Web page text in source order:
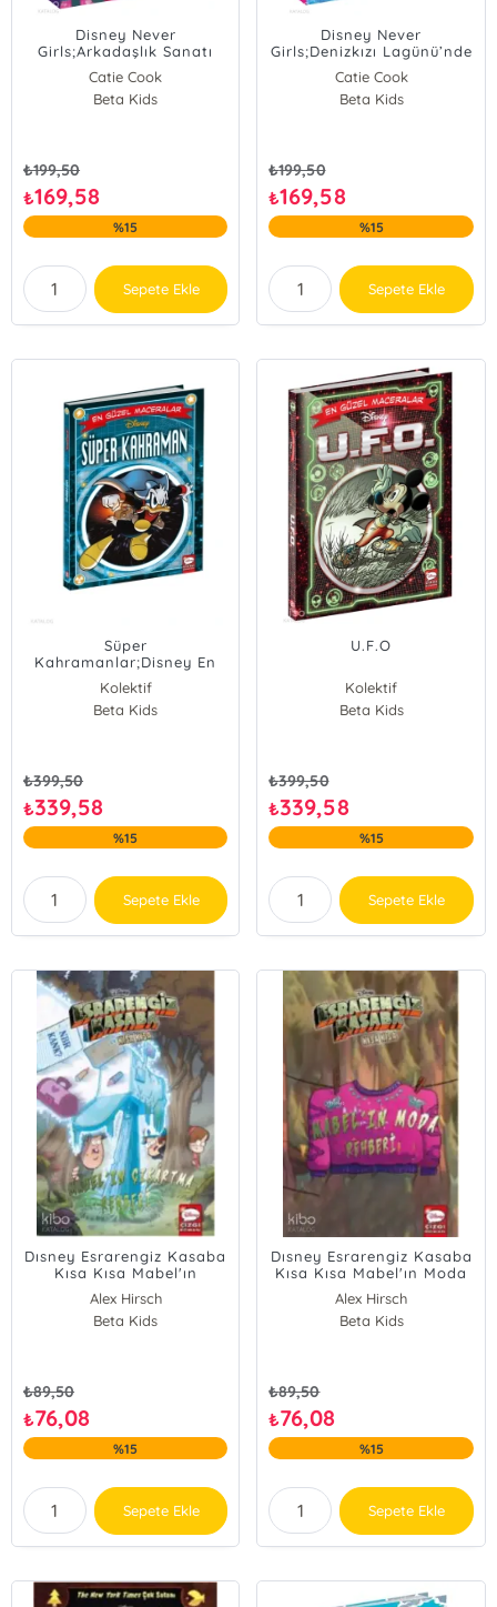
Disney Never
Girls;Arkadaşlık Sanatı
Catie Cook
Beta Kids
₺199,50
₺169,58
%15
Sepete Ekle
Disney Never
Girls;Denizkızı Lagünü’nde
Gizem
Catie Cook
Beta Kids
₺199,50
₺169,58
%15
Sepete Ekle
Süper
Kahramanlar;Disney En
Güzel Maceralar
Kolektif
Beta Kids
₺399,50
₺339,58
%15
Sepete Ekle
U.F.O
Kolektif
Beta Kids
₺399,50
₺339,58
%15
Sepete Ekle
Dısney Esrarengiz Kasaba
Kısa Kısa Mabel'ın
Çıkartma Rehberi
Alex Hirsch
Beta Kids
₺89,50
₺76,08
%15
Sepete Ekle
Dısney Esrarengiz Kasaba
Kısa Kısa Mabel'ın Moda
Rehberi
Alex Hirsch
Beta Kids
₺89,50
₺76,08
%15
Sepete Ekle